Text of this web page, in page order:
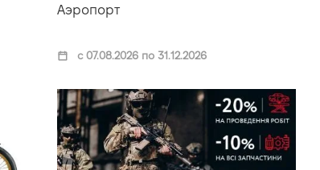
Аэропорт
с 07.08.2026 по 31.12.2026